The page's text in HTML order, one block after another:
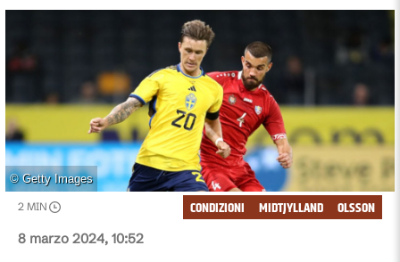
©Getty Images
8 marzo 2024, 10:52
2 MIN OLSSON
MIDTJYLLAND
CONDIZIONI